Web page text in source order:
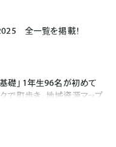
全一覧を掲載！
礎」1年生96名が初めて
で町歩き。地域資源マップ